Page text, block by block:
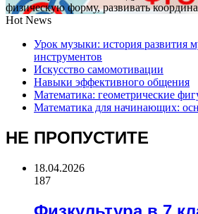
физическую форму, развивать
Hot News
Урок музыки: история развития
инструментов
Искусство самомотивации
Навыки эффективного общения
Математика: геометрические
Математика для начинающих:
НЕ ПРОПУСТИТЕ
18.04.2026
187